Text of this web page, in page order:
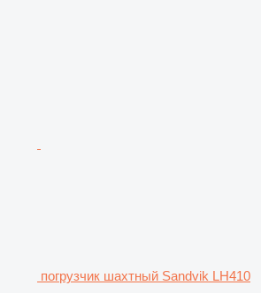
погрузчик шахтный Sandvik LH410